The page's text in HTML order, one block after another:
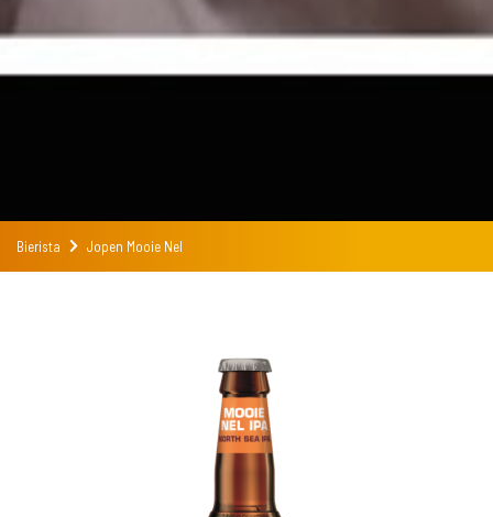
Bierista Jopen Mooie Nel